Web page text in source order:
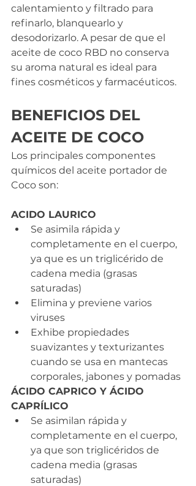
calentamiento y filtrado para
refinarlo, blanquearlo y
desodorizarlo. A pesar de que el
aceite de coco RBD no conserva
su aroma natural es ideal para
fines cosméticos y farmacéuticos.
BENEFICIOS DEL
ACEITE DE COCO
Los principales componentes
químicos del aceite portador de
Coco son:
ACIDO LAURICO
Se asimila rápida y
completamente en el cuerpo,
ya que es un triglicérido de
cadena media (grasas
saturadas)
Elimina y previene varios
viruses
Exhibe propiedades
suavizantes y texturizantes
cuando se usa en mantecas
corporales, jabones y pomadas
ÁCIDO CAPRICO Y ÁCIDO
CAPRÍLICO
Se asimilan rápida y
completamente en el cuerpo,
ya que son triglicéridos de
cadena media (grasas
saturadas)